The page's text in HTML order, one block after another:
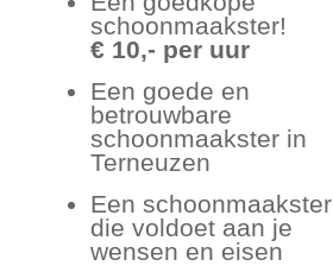
schoonmaakster!
€ 10,- per uur
Een goede en
betrouwbare
schoonmaakster in
Terneuzen
Een schoonmaakster
die voldoet aan je
wensen en eisen